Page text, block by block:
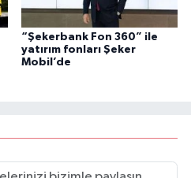
“Şekerbank Fon 360” ile
yatırım fonları Şeker
Mobil’de